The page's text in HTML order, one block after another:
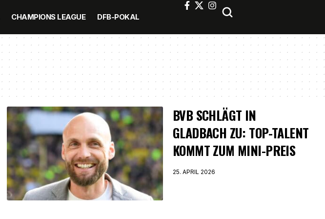
CHAMPIONS LEAGUE DFB-POKAL
BVB SCHLÄGT IN
GLADBACH ZU: TOP-TALENT
KOMMT ZUM MINI-PREIS
25. APRIL 2026